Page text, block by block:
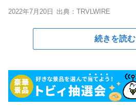
2022年7月20日 出典：TRVLWIRE
続きを読む